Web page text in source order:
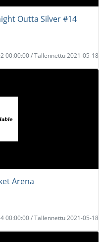
Outta Silver #14
00:00:00 / Tallennettu 2021-05-18
Arena
00:00:00 / Tallennettu 2021-05-18